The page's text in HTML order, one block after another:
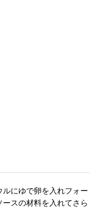
にゆで卵を入れフォー
スの材料を入れてさら